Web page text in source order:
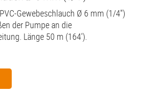
Gewebeschlauch Ø 6 mm (1/4'')
der Pumpe an die
Länge 50 m (164').